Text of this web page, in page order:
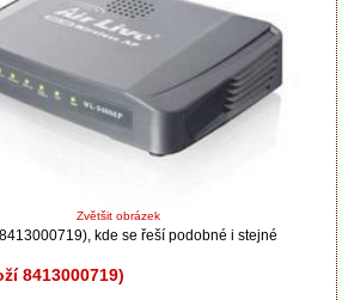
Zvětšit obrázek
kde se řeší podobné i stejné
8413000719)